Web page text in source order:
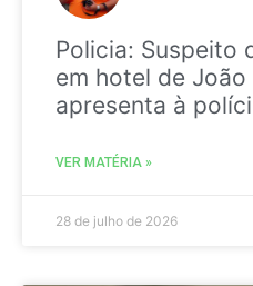
Policia: Suspeito
em hotel de João
apresenta à
VER MATÉRIA »
28 de julho de 2026